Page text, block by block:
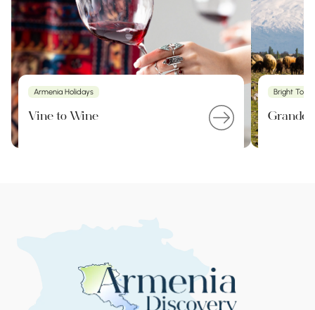
Armenia Holidays
Vine to Wine
Bright Tour
Grande